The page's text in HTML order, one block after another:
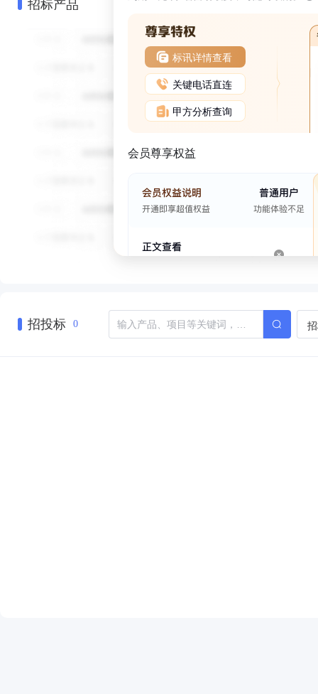
标讯详情查看
关键电话直连
甲方分析查询
会员尊享权益
招投标 0